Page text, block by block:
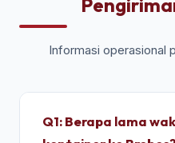
Informasi operasional
Q1: Berapa lama